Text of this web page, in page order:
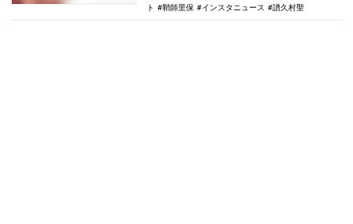
ト
鞘師里保 インスタニュース 譜久村聖